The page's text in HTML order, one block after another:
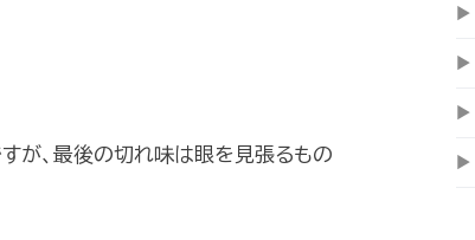
が、最後の切れ味は眼を見張るもの
▶
▶
▶
▶